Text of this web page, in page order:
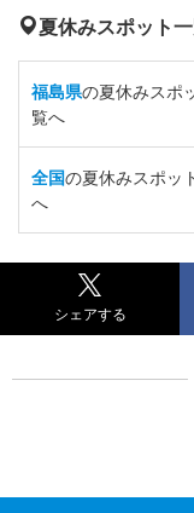
夏休みスポット
福島県の夏休みスポ
覧へ
全国の夏休みスポッ
へ
シェアする